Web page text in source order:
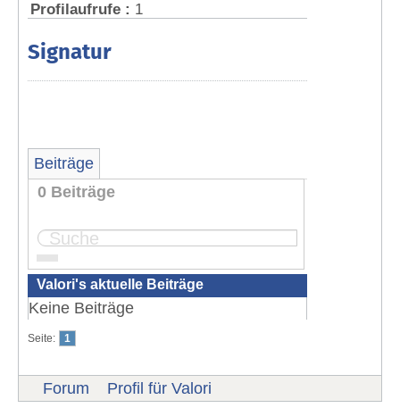
Profilaufrufe : 1
Signatur
Beiträge
0 Beiträge
Valori's aktuelle Beiträge
Keine Beiträge
Seite: 1
Forum Profil für Valori